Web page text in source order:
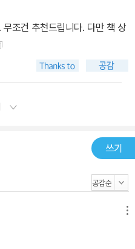
조건 추천드립니다. 다만 책 상
쓰기